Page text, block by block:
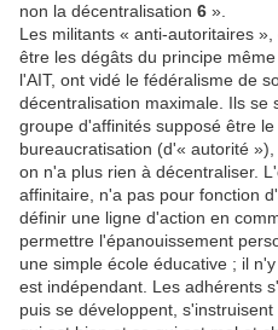
non la décentralisation 6 ».
Les militants « anti-autoritaires
être les dégâts du principe
l'AIT, ont vidé le fédéralisme de
décentralisation maximale. Ils se
groupe d'affinités supposé être
bureaucratisation (d'« autorité
on n'a plus rien à décentraliser.
affinitaire, n'a pas pour fonction
définir une ligne d'action en
permettre l'épanouissement
une simple école éducative ; il
est indépendant. Les adhérents
puis se développent,